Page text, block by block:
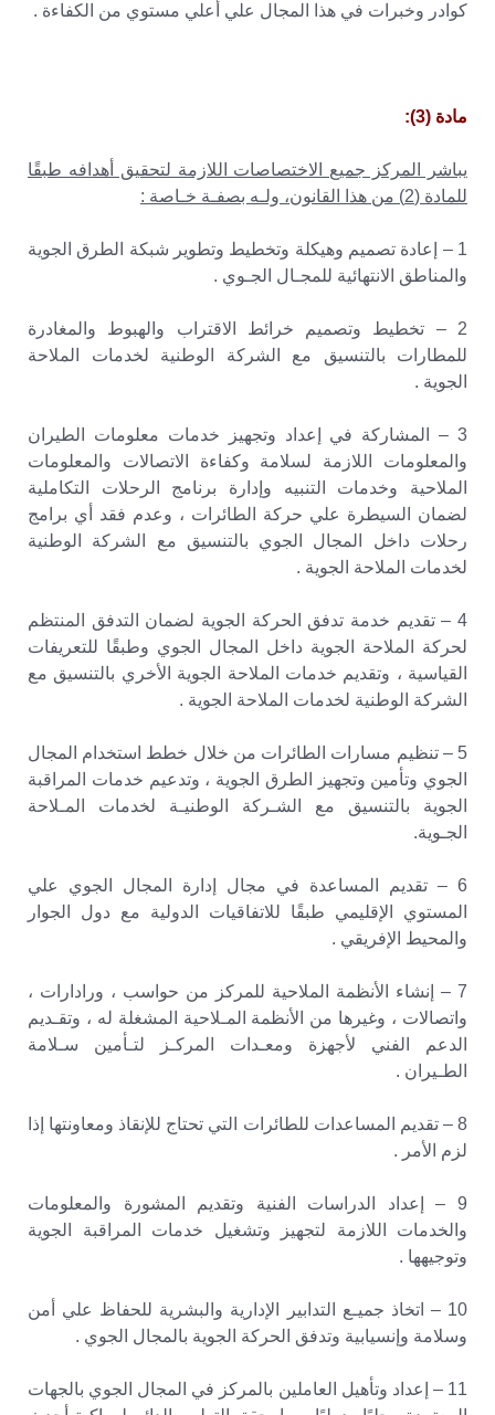
كوادر وخبرات في هذا المجال علي أعلي مستوي من الكفاءة .
مادة (3):
يباشر المركز جميع الاختصاصات اللازمة لتحقيق أهدافه طبقًا
للمادة (2) من هذا القانون، ولـه بصفـة خـاصة :
1 – إعادة تصميم وهيكلة وتخطيط وتطوير شبكة الطرق الجوية
والمناطق الانتهائية للمجـال الجـوي .
2 – تخطيط وتصميم خرائط الاقتراب والهبوط والمغادرة
للمطارات بالتنسيق مع الشركة الوطنية لخدمات الملاحة
الجوية .
3 – المشاركة في إعداد وتجهيز خدمات معلومات الطيران
والمعلومات اللازمة لسلامة وكفاءة الاتصالات والمعلومات
الملاحية وخدمات التنبيه وإدارة برنامج الرحلات التكاملية
لضمان السيطرة علي حركة الطائرات ، وعدم فقد أي برامج
رحلات داخل المجال الجوي بالتنسيق مع الشركة الوطنية
لخدمات الملاحة الجوية .
4 – تقديم خدمة تدفق الحركة الجوية لضمان التدفق المنتظم
لحركة الملاحة الجوية داخل المجال الجوي وطبقًا للتعريفات
القياسية ، وتقديم خدمات الملاحة الجوية الأخري بالتنسيق مع
الشركة الوطنية لخدمات الملاحة الجوية .
5 – تنظيم مسارات الطائرات من خلال خطط استخدام المجال
الجوي وتأمين وتجهيز الطرق الجوية ، وتدعيم خدمات المراقبة
الجوية بالتنسيق مع الشـركة الوطنيـة لخدمات المـلاحة
الجـوية.
6 – تقديم المساعدة في مجال إدارة المجال الجوي علي
المستوي الإقليمي طبقًا للاتفاقيات الدولية مع دول الجوار
والمحيط الإفريقي .
7 – إنشاء الأنظمة الملاحية للمركز من حواسب ، ورادارات ،
واتصالات ، وغيرها من الأنظمة المـلاحية المشغلة له ، وتقـديم
الدعم الفني لأجهزة ومعـدات المركـز لتـأمين سـلامة
الطـيران .
8 – تقديم المساعدات للطائرات التي تحتاج للإنقاذ ومعاونتها إذا
لزم الأمر .
9 – إعداد الدراسات الفنية وتقديم المشورة والمعلومات
والخدمات اللازمة لتجهيز وتشغيل خدمات المراقبة الجوية
وتوجيهها .
10 – اتخاذ جميـع التدابير الإدارية والبشرية للحفاظ علي أمن
وسلامة وإنسيابية وتدفق الحركة الجوية بالمجال الجوي .
11 – إعداد وتأهيل العاملين بالمركز في المجال الجوي بالجهات